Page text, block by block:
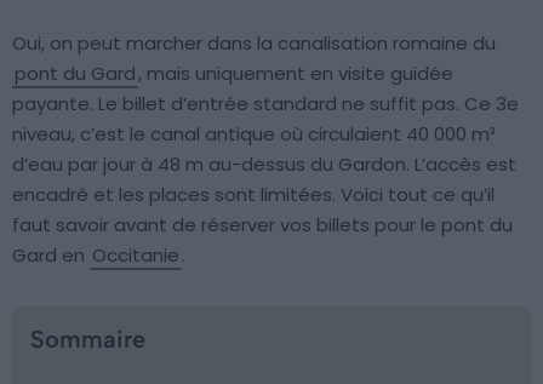
Oui, on peut marcher dans la canalisation romaine du
pont du Gard, mais uniquement en visite guidée
payante. Le billet d’entrée standard ne suffit pas. Ce 3e
niveau, c’est le canal antique où circulaient 40 000 m³
d’eau par jour à 48 m au-dessus du Gardon. L’accès est
encadré et les places sont limitées. Voici tout ce qu’il
faut savoir avant de réserver vos billets pour le pont du
Gard en Occitanie.
Sommaire